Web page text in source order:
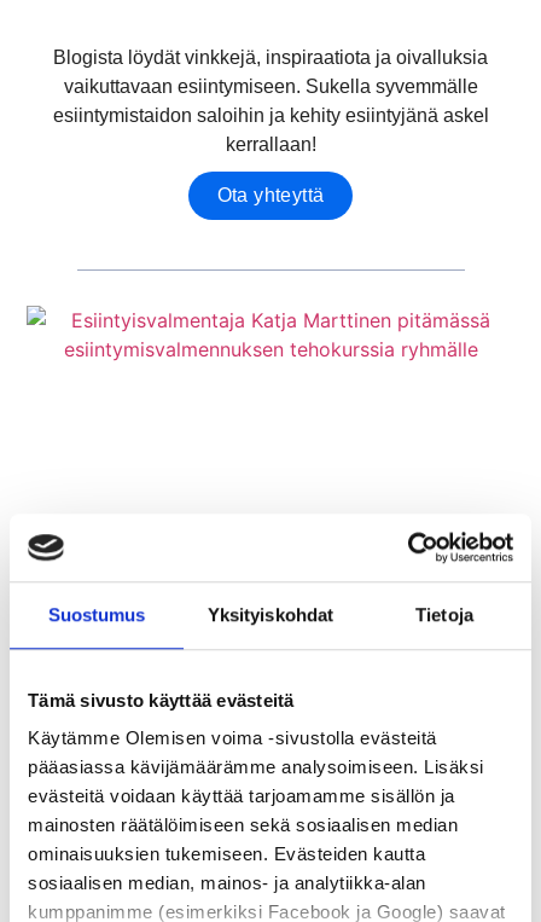
Suostumus Yksityiskohdat Tietoja
Tämä sivusto käyttää evästeitä
Käytämme Olemisen voima -sivustolla evästeitä
pääasiassa kävijämäärämme analysoimiseen. Lisäksi
evästeitä voidaan käyttää tarjoamamme sisällön ja
mainosten räätälöimiseen sekä sosiaalisen median
ominaisuuksien tukemiseen. Evästeiden kautta
sosiaalisen median, mainos- ja analytiikka-alan
kumppanimme (esimerkiksi Facebook ja Google) saavat
Blogista löydät vinkkejä, inspiraatiota ja oivalluksia
vaikuttavaan esiintymiseen. Sukella syvemmälle
esiintymistaidon saloihin ja kehity esiintyjänä askel
kerrallaan!
Ota yhteyttä
Uudistunut palvelutarjonta ja
verkkosivusto tukevat Olemisen
Voiman kasvua
15.1.2026
Olemisen Voima on uudistanut palveluvalikoimaansa ja
verkkosivustoaan tukemaan entistä vahvemmin yrityksen
suuntaa esiintymisvalmennusten ja
vuorovaikutustaitojen kehittämisen parissa. Tavoitteena